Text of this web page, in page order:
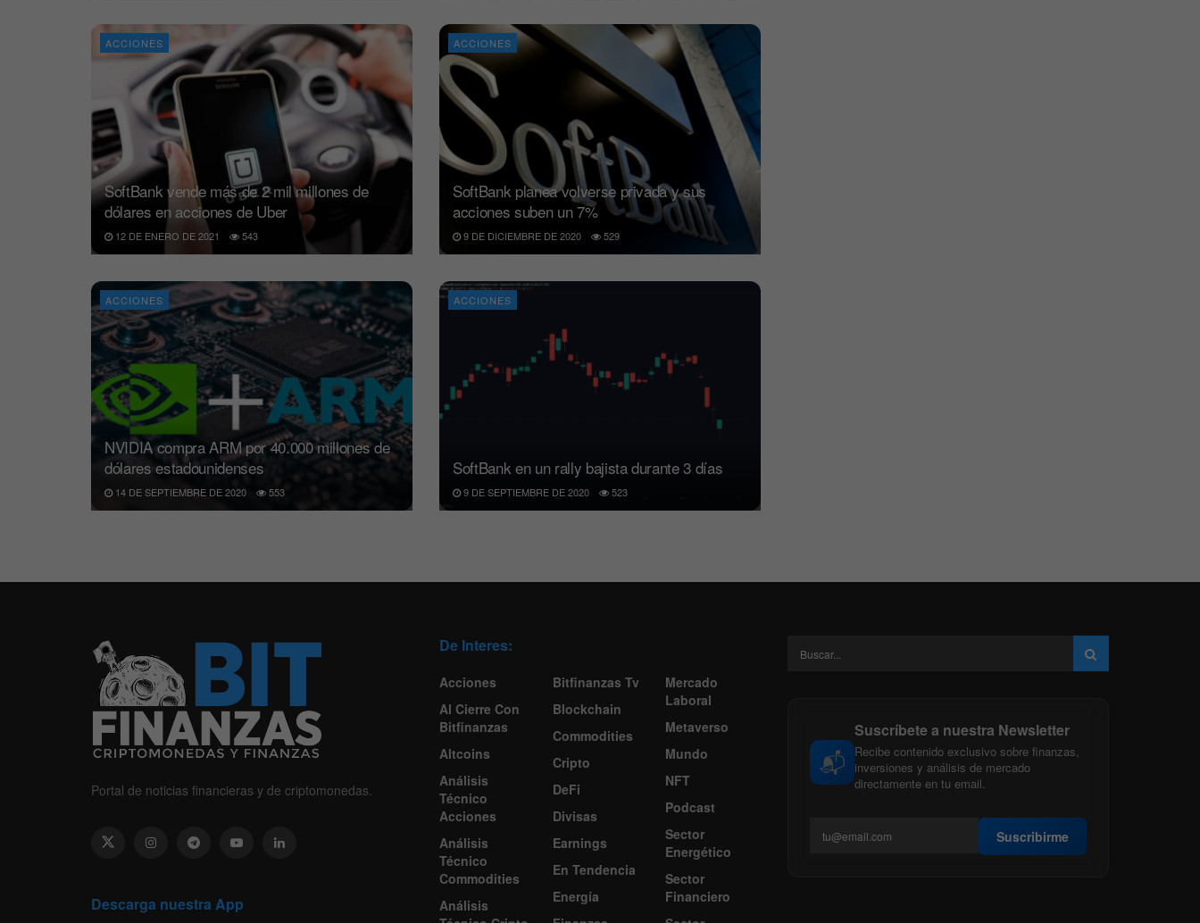
ACCIONES
SoftBank vende más de 2 mil millones de
dólares en acciones de Uber
12 DE ENERO DE 2021 543
ACCIONES
SoftBank planea volverse privada y sus
acciones suben un 7%
9 DE DICIEMBRE DE 2020 529
ACCIONES
NVIDIA compra ARM por 40.000 millones de
dólares estadounidenses
14 DE SEPTIEMBRE DE 2020 553
ACCIONES
SoftBank en un rally bajista durante 3 días
9 DE SEPTIEMBRE DE 2020 523
Portal de noticias financieras y de criptomonedas.
Descarga nuestra App
De Interes:
Acciones
Al Cierre Con
Bitfinanzas
Altcoins
Análisis
Técnico
Acciones
Análisis
Técnico
Commodities
Análisis
Bitfinanzas Tv
Blockchain
Commodities
Cripto
DeFi
Divisas
Earnings
En Tendencia
Energía
Mercado
Laboral
Metaverso
Mundo
NFT
Podcast
Sector
Energético
Sector
Financiero
📬
Suscríbete a nuestra Newsletter
Recibe contenido exclusivo sobre finanzas,
inversiones y análisis de mercado
directamente en tu email.
Suscribirme